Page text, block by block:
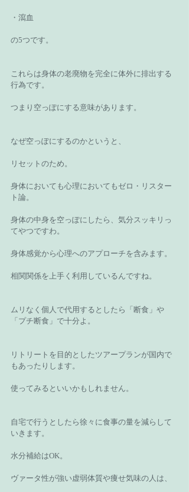
・瀉血
の5つです。
これらは身体の老廃物を完全に体外に排出する
行為です。
つまり空っぽにする意味があります。
なぜ空っぽにするのかというと、
リセットのため。
身体においても心理においてもゼロ・リスター
ト論。
身体の中身を空っぽにしたら、気分スッキリっ
てやつですわ。
身体感覚から心理へのアプローチを含みます。
相関関係を上手く利用しているんですね。
ムリなく個人で代用するとしたら「断食」や
「プチ断食」で十分よ。
リトリートを目的としたツアープランが国内で
もあったりします。
使ってみるといいかもしれません。
自宅で行うとしたら徐々に食事の量を減らして
いきます。
水分補給はOK。
ヴァータ性が強い虚弱体質や痩せ気味の人は、